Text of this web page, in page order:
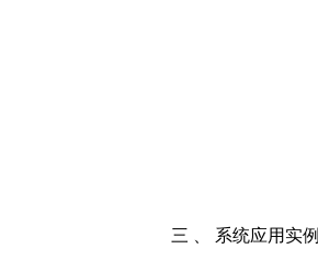
三 、 系统应用实例